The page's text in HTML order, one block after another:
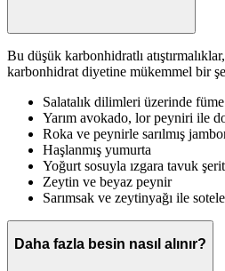
Bu düşük karbonhidratlı
karbonhidrat diyetine mükemmel bir
Salatalık dilimleri üzerinde
Yarım avokado, lor peyniri ile
Roka ve peynirle sarılmış
Haşlanmış yumurta
Yoğurt sosuyla ızgara tavuk
Zeytin ve beyaz peynir
Sarımsak ve zeytinyağı ile
Daha fazla besin nasıl alınır?